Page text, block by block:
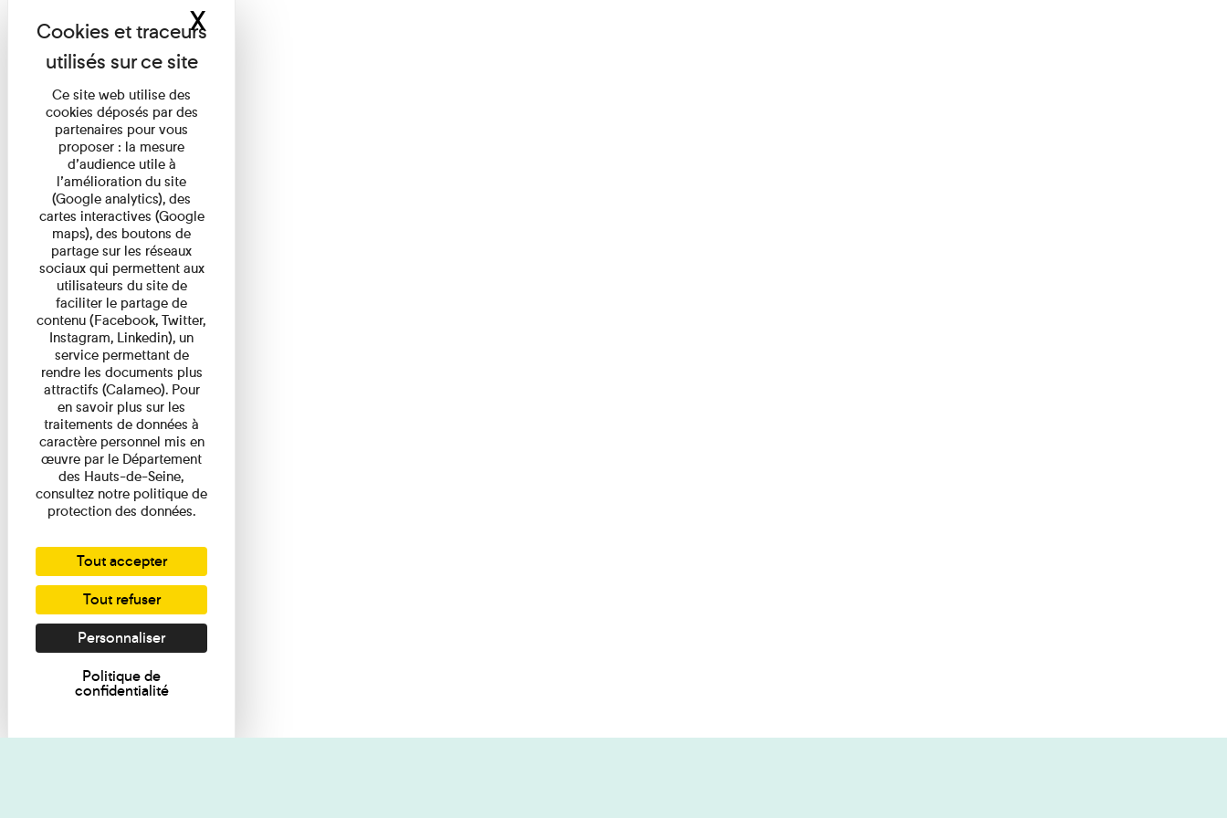
Ce site web utilise des
cookies déposés par des
partenaires pour vous
proposer : la mesure
d’audience utile à
l’amélioration du site
(Google analytics), des
cartes interactives (Google
maps), des boutons de
partage sur les réseaux
sociaux qui permettent aux
utilisateurs du site de
faciliter le partage de
contenu (Facebook, Twitter,
Instagram, Linkedin), un
service permettant de
rendre les documents plus
attractifs (Calameo). Pour
en savoir plus sur les
traitements de données à
caractère personnel mis en
œuvre par le Département
des Hauts-de-Seine,
consultez notre politique de
protection des données.
Tout accepter
Tout refuser
Personnaliser
Politique de
confidentialité
XMasquer le bandeau des cookies